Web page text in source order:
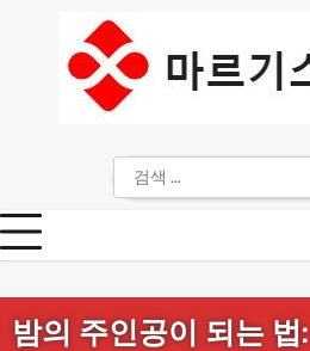
색:
밤의 주인공이 되는